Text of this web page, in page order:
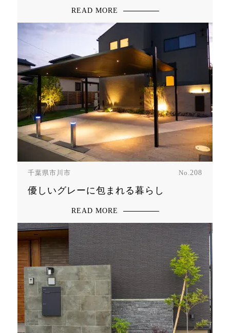
READ MORE
千葉県市川市 No. 208
優しいグレーに包まれる暮らし
READ MORE